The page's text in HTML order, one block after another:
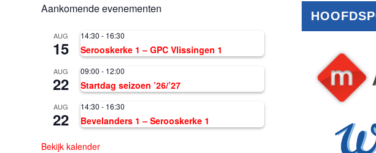
Aankomende evenementen
AUG
15
14:30 - 16:30
Serooskerke 1 – GPC Vlissingen 1
AUG
22
09:00 - 12:00
Startdag seizoen ’26/’27
AUG
22
14:30 - 16:30
Bevelanders 1 – Serooskerke 1
Bekijk kalender